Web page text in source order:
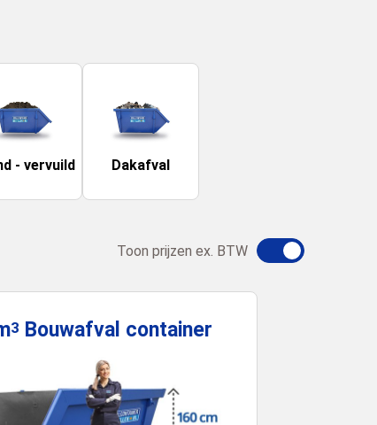
- vervuild Dakafval
Toon prijzen ex. BTW
3 Bouwafval container